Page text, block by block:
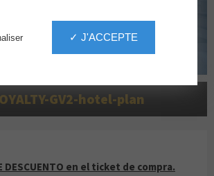
GV2-hotel-plan
EN EL TICKET DE
DESCUENTO en el ticket de compra.
✓ J'ACCEPTE